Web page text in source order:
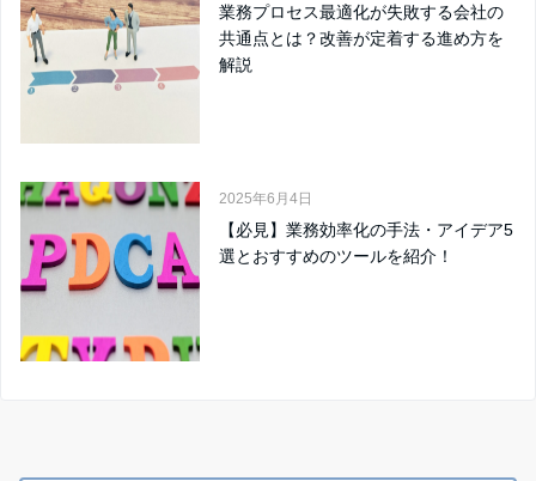
業務プロセス最適化が失敗する会社の
共通点とは？改善が定着する進め方を
解説
2025年6月4日
【必見】業務効率化の手法・アイデア5
選とおすすめのツールを紹介！